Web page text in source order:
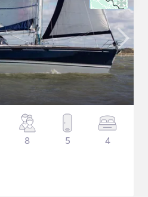
8 5 4